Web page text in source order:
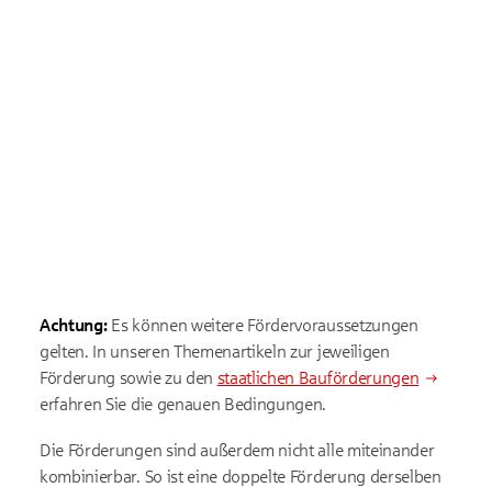
Achtung:Es können weitere Fördervoraussetzungen
gelten. In unseren Themenartikeln zur jeweiligen
Förderung sowie zu den staatlichen Bauförderungen
erfahren Sie die genauen Bedingungen.
Die Förderungen sind außerdem nicht alle miteinander
kombinierbar. So ist eine doppelte Förderung derselben